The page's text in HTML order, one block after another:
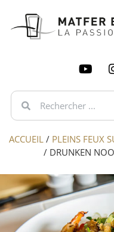
ACCUEIL/ PLEINS FEUX
/ DRUNKEN